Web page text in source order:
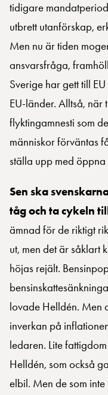
tidigare
utbrett utanförskap,
Men nu är tiden
ansvarsfråga,
Sverige har gett till
EU-länder. Alltså,
flyktingamnesti som
människor förväntas
ställa upp med öppna
Sen ska
tåg och ta cykeln
ämnad för de riktigt
ut, men det är såklart
höjas rejält.
lovade Helldén. Men
inverkan på
ledaren. Lite
Helldén, som också
elbil. Men de som